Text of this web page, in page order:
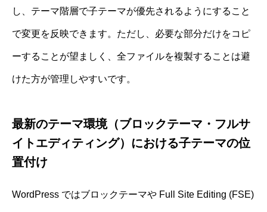
し、テーマ階層で子テーマが優先されるようにすること
で変更を反映できます。ただし、必要な部分だけをコピ
ーすることが望ましく、全ファイルを複製することは避
けた方が管理しやすいです。
最新のテーマ環境（ブロックテーマ・フルサ
イトエディティング）における子テーマの位
置付け
WordPress ではブロックテーマや Full Site Editing (FSE)